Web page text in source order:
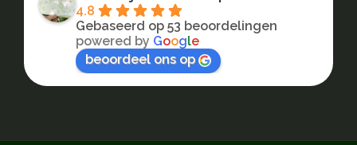
4.8
Gebaseerd op 53 beoordelingen
powered by Google
beoordeel ons op